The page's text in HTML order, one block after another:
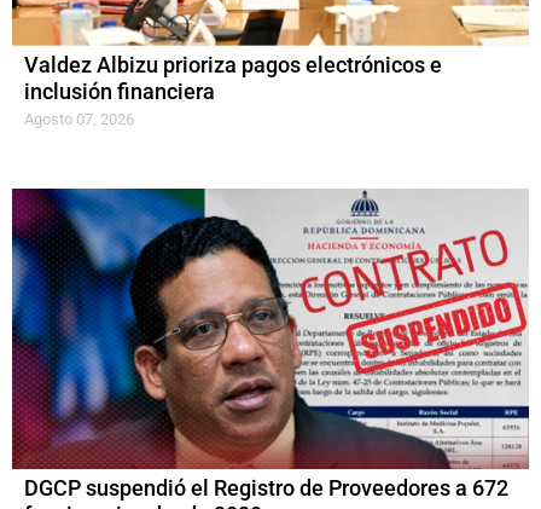
Valdez Albizu prioriza pagos electrónicos e
inclusión financiera
Agosto 07, 2026
DGCP suspendió el Registro de Proveedores a 672